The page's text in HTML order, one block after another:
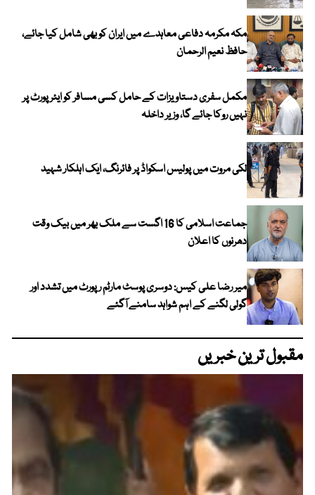
مکہ مکرمہ دفاعی معاہدے میں ایران کو بھی شامل کیا جائے،
حافظ نعیم الرحمان
مکمل سفری دستاویزات کے حامل کسی مسافر کو ایئرپورٹ پر
نہیں روکا جائے گا، وزیر داخلہ
لکی مروت میں پولیس اسکواڈ پر فائرنگ، ایک اہلکار شہید
جماعت اسلامی کا 16 اگست سے ملک بھر میں بیک وقت
دھرنوں کا اعلان
میر رضا علی کیس: دوسری پوسٹ مارٹم رپورٹ میں تشدد اور
گولی لگنے کے اہم شواہد سامنے آگئے
مقبول ترین خبریں